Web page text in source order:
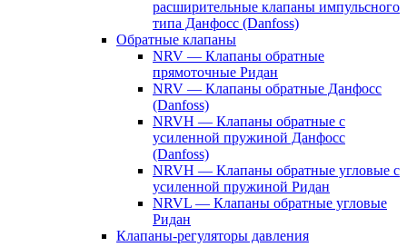
расширительные клапаны импульсного
типа Данфосс (Danfoss)
Обратные клапаны
NRV — Клапаны обратные
прямоточные Ридан
NRV — Клапаны обратные Данфосс
(Danfoss)
NRVH — Клапаны обратные с
усиленной пружиной Данфосс
(Danfoss)
NRVH — Клапаны обратные угловые с
усиленной пружиной Ридан
NRVL — Клапаны обратные угловые
Ридан
Клапаны-регуляторы давления